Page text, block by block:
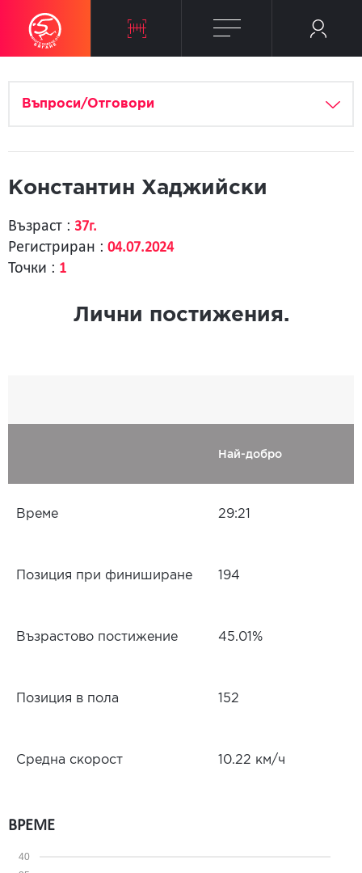
Въпроси/Отговори
Константин Хаджийски
Възраст : 37г.
Регистриран : 04.07.2024
Точки : 1
Лични постижения.
Най-добро
Време 29:21
Позиция при финиширане 194
Възрастово постижение 45.01%
Позиция в пола 152
Средна скорост 10.22 км/ч
ВРЕМЕ
40